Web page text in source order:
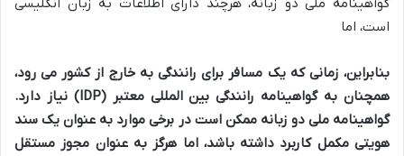
است، اما
بنابراین، زمانی که یک مسافر برای رانندگی به خارج از کشور می رود،
همچنان به گواهینامه رانندگی بین المللی معتبر (IDP) نیاز دارد.
گواهینامه ملی دو زبانه ممکن است در برخی موارد به عنوان یک سند
هویتی مکمل کاربرد داشته باشد، اما هرگز به عنوان مجوز مستقل